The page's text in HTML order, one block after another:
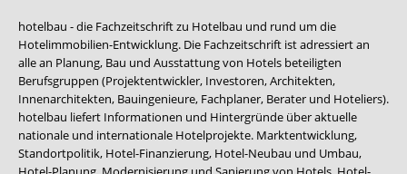
hotelbau - die Fachzeitschrift zu Hotelbau und rund um die
Hotelimmobilien-Entwicklung. Die Fachzeitschrift ist adressiert an
alle an Planung, Bau und Ausstattung von Hotels beteiligten
Berufsgruppen (Projektentwickler, Investoren, Architekten,
Innenarchitekten, Bauingenieure, Fachplaner, Berater und Hoteliers).
hotelbau liefert Informationen und Hintergründe über aktuelle
nationale und internationale Hotelprojekte. Marktentwicklung,
Standortpolitik, Hotel-Finanzierung, Hotel-Neubau und Umbau,